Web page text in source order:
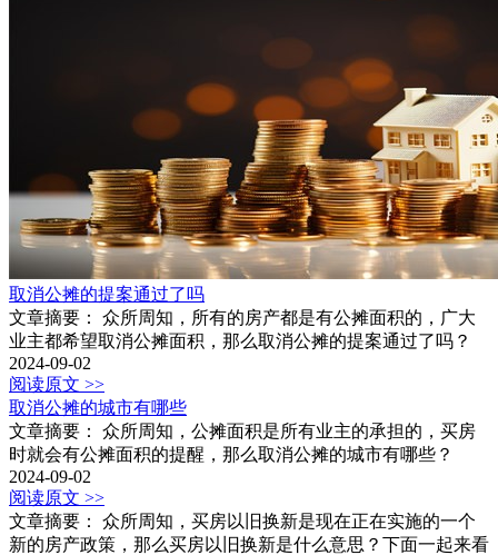
取消公摊的提案通过了吗
文章摘要： 众所周知，所有的房产都是有公摊面积的，广大
业主都希望取消公摊面积，那么取消公摊的提案通过了吗？
2024-09-02
阅读原文 >>
取消公摊的城市有哪些
文章摘要： 众所周知，公摊面积是所有业主的承担的，买房
时就会有公摊面积的提醒，那么取消公摊的城市有哪些？
2024-09-02
阅读原文 >>
文章摘要： 众所周知，买房以旧换新是现在正在实施的一个
新的房产政策，那么买房以旧换新是什么意思？下面一起来看